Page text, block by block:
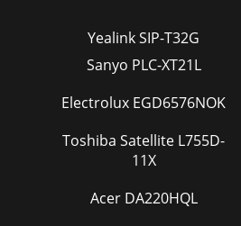
Yealink SIP-T32G
Sanyo PLC-XT21L
Electrolux EGD6576NOK
Toshiba Satellite L755D-
11X
Acer DA220HQL